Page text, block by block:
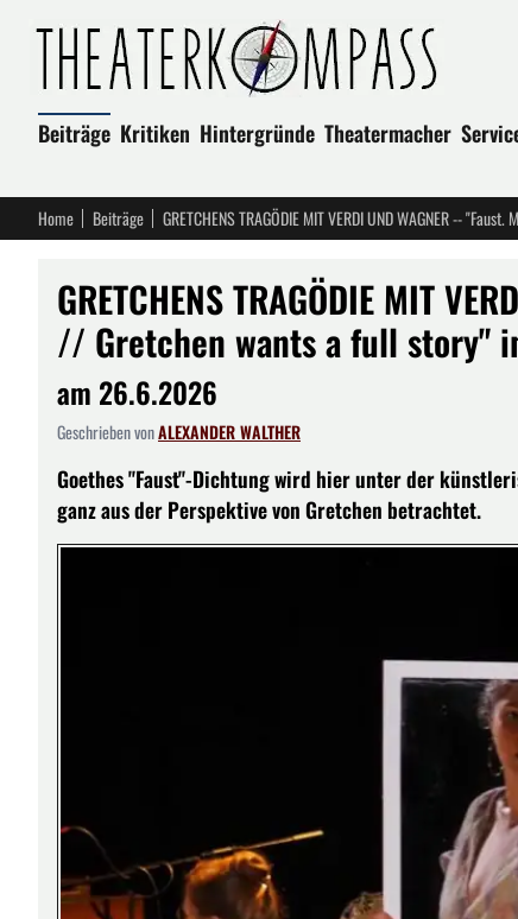
Beiträge Kritiken Hintergründe Theatermacher
Home Beiträge
GRETCHENS TRAGÖDIE MIT
// Gretchen wants a full story"
am 26.6.2026
Geschrieben vonALEXANDER WALTHER
Goethes "Faust"-Dichtung wird hier unter der
ganz aus der Perspektive von Gretchen betrachtet.